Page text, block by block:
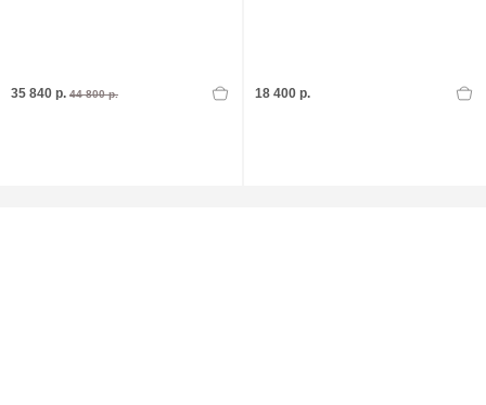
35 840 р. 44 800 р. 18 400 р.